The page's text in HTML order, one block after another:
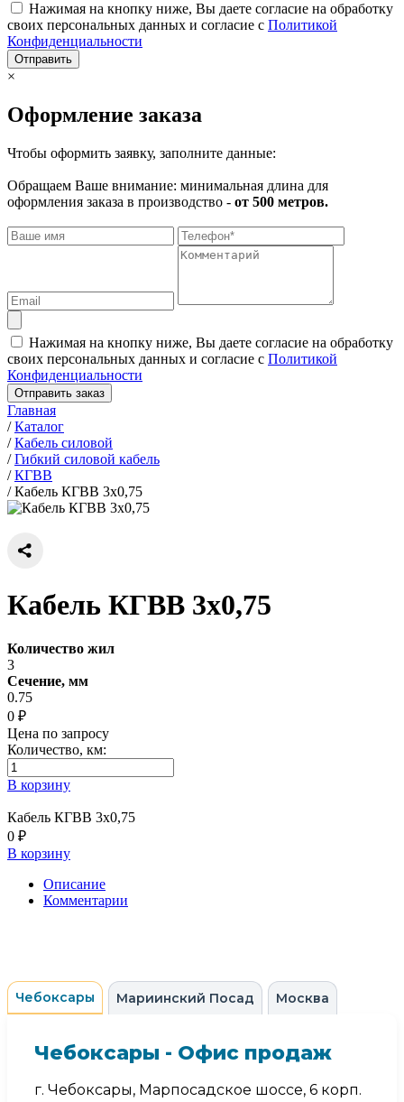
Нажимая на кнопку ниже, Вы даете согласие на обработку
своих персональных данных и согласие с Политикой
Конфиденциальности
Отправить
×
Оформление заказа
Чтобы оформить заявку, заполните данные:
Обращаем Ваше внимание: минимальная длина для
оформления заказа в производство - от 500 метров.
Нажимая на кнопку ниже, Вы даете согласие на обработку
своих персональных данных и согласие с Политикой
Конфиденциальности
Отправить заказ
Главная
/Каталог
/Кабель силовой
/Гибкий силовой кабель
/КГВВ
/Кабель КГВВ 3х0,75
Кабель КГВВ 3х0,75
Количество жил
3
Сечение, мм
0.75
0 ₽
Цена по запросу
Количество, км:
В корзину
Кабель КГВВ 3х0,75
0 ₽
В корзину
Описание
Комментарии
Чебоксары Мариинский Посад Москва
Чебоксары - Офис продаж
г. Чебоксары, Марпосадское шоссе, 6 корп.